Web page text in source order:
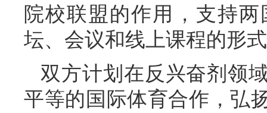
院校联盟的作用，支持
坛、会议和线上课程的形
双方计划在反兴奋剂领
平等的国际体育合作，弘